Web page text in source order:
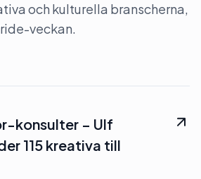
och kulturella branscherna,
veckan.
konsulter – Ulf
115 kreativa till